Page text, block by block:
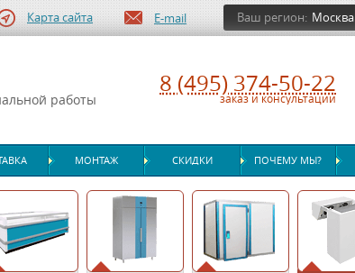
Карта сайта E-mail Ваш регион: Москва
работы
8 (495) 374-50-22
заказ и консультации
МОНТАЖ СКИДКИ ПОЧЕМУ МЫ?